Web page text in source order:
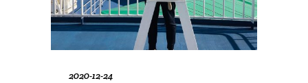
2020-12-24